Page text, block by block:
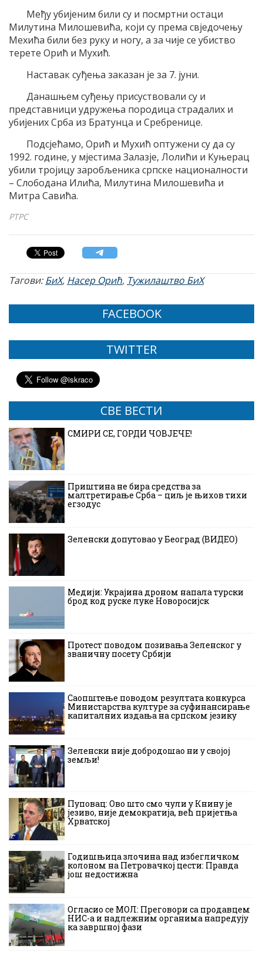
Међу убијеним били су и посмртни остаци
Милутина Милошевића, који су према свједочењу
Мехића били без руку и ногу, а за чије се убиство
терете Орић и Мухић.
Наставак суђења заказан је за 7. јуни.
Данашњем суђењу присуствовали су и
представници удружења породица страдалих и
убијених Срба из Братунца и Сребренице.
Подсјећамо, Орић и Мухић оптужени су да су
1992. године, у мјестима Залазје, Лолићи и Куњерац
убили тројицу заробљеника српске националности
– Слободана Илића, Милутина Милошевића и
Митра Савића.
РТРС
Тагови:БиХ, Насер Орић, Тужилаштво БиХ
FACEBOOK
TWITTER
СВЕ ВЕСТИ
СМИРИ СЕ, ГОРДИ ЧОВЈЕЧЕ!
Приштина не бира средства за
малтретирање Срба – циљ је њихов тихи
егзодус
Зеленски допутовао у Београд (ВИДЕО)
Медији: Украјина дроном напала турски
брод код руске луке Новоросијск
Протест поводом позивања Зеленског у
званичну посету Србији
Саопштење поводом резултата конкурса
Министарства културе за суфинансирање
капиталних издања на српском језику
Зеленски није добродошао ни у својој
земљи!
Пуповац: Ово што смо чули у Книну је
језиво, није демократија, већ пријетња
Хрватској
Годишњица злочина над избегличком
колоном на Петровачкој цести: Правда
још недостижна
Огласио се МОЛ: Преговори са продавцем
НИС-а и надлежним органима напредују
ка завршној фази